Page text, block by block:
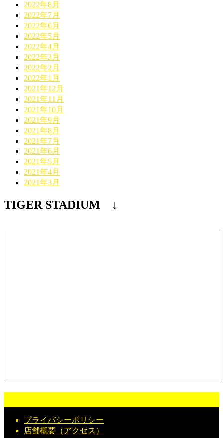
2022年8月
2022年7月
2022年6月
2022年5月
2022年4月
2022年3月
2022年2月
2022年1月
2021年12月
2021年11月
2021年10月
2021年9月
2021年8月
2021年7月
2021年6月
2021年5月
2021年4月
2021年3月
TIGER STADIUM ↓
プライバシーポリシー
店舗概要（アクセス）